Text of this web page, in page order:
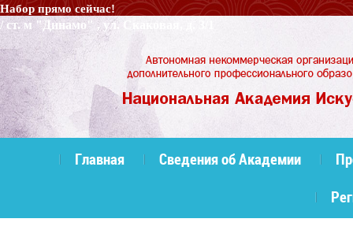
Набор
/ ст. м "Динамо" , ул. Скаковая, д. 3/1
Главная Сведения об Академии